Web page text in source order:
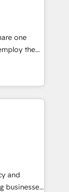
client
to
The
Agilitas,
one
in our
and
month
methods
used
with
budget
methods,
and
businesses